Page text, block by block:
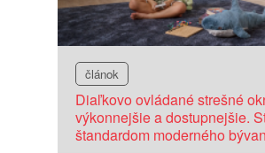
článok
Diaľkovo ovládané strešné
výkonnejšie a dostupnejšie.
štandardom moderného